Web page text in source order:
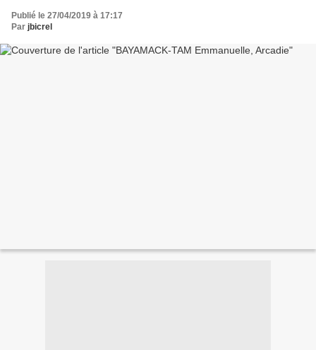
Publié le 27/04/2019 à 17:17
Par jbicrel